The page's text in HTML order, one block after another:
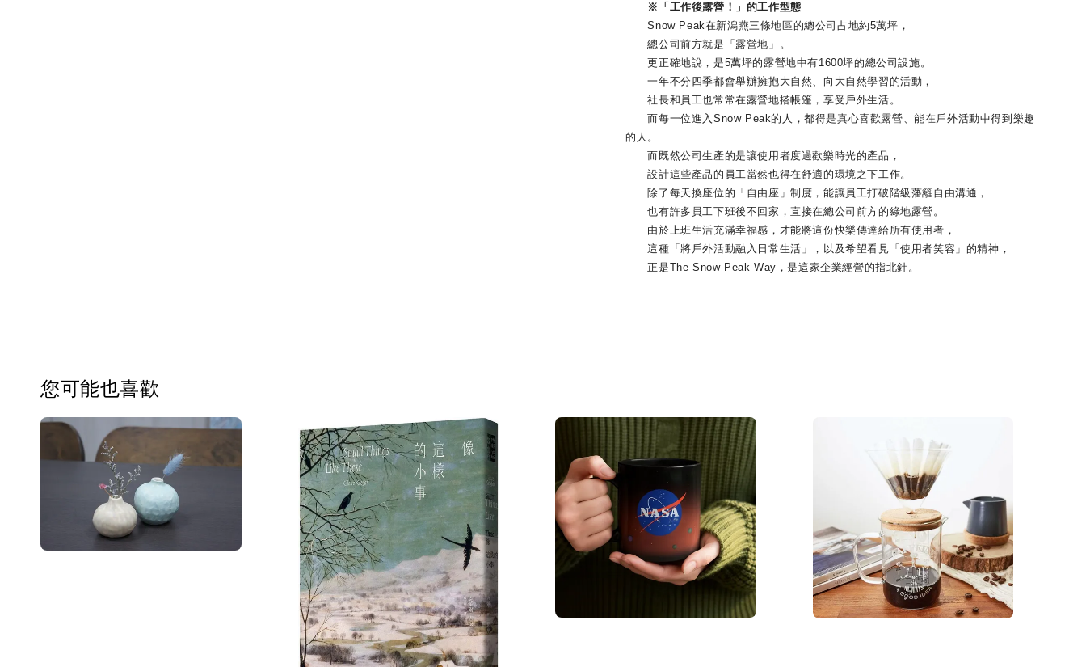
※「工作後露營！」的工作型態
Snow Peak在新潟燕三條地區的總公司占地約5萬坪，
總公司前方就是「露營地」。
更正確地說，是5萬坪的露營地中有1600坪的總公司設施。
一年不分四季都會舉辦擁抱大自然、向大自然學習的活動，
社長和員工也常常在露營地搭帳篷，享受戶外生活。
而每一位進入Snow Peak的人，都得是真心喜歡露營、能在戶外活動中得到樂趣
的人。
而既然公司生產的是讓使用者度過歡樂時光的產品，
設計這些產品的員工當然也得在舒適的環境之下工作。
除了每天換座位的「自由座」制度，能讓員工打破階級藩籬自由溝通，
也有許多員工下班後不回家，直接在總公司前方的綠地露營。
由於上班生活充滿幸福感，才能將這份快樂傳達給所有使用者，
這種「將戶外活動融入日常生活」，以及希望看見「使用者笑容」的精神，
正是The Snow Peak Way，是這家企業經營的指北針。
您可能也喜歡